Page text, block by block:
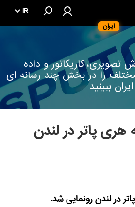
ایران
IR
تصویری، کاریکاتور و داده
را در بخش چند رسانه ای
ببینید
پاتر در لندن
در لندن رونمایی شد.